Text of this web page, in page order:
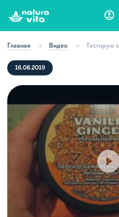
Главная Видео Тестирую
16.08.2019